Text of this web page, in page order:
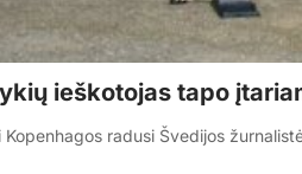
ieškotojas tapo
radusi Švedijos